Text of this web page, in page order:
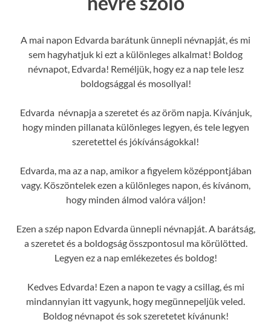
A mai napon Edvarda barátunk ünnepli névnapját, és mi
sem hagyhatjuk ki ezt a különleges alkalmat! Boldog
névnapot, Edvarda! Reméljük, hogy ez a nap tele lesz
boldogsággal és mosollyal!
Edvarda névnapja a szeretet és az öröm napja. Kívánjuk,
hogy minden pillanata különleges legyen, és tele legyen
szeretettel és jókívánságokkal!
Edvarda, ma az a nap, amikor a figyelem középpontjában
vagy. Köszöntelek ezen a különleges napon, és kívánom,
hogy minden álmod valóra váljon!
Ezen a szép napon Edvarda ünnepli névnapját. A barátság,
a szeretet és a boldogság összpontosul ma körülötted.
Legyen ez a nap emlékezetes és boldog!
Kedves Edvarda! Ezen a napon te vagy a csillag, és mi
mindannyian itt vagyunk, hogy megünnepeljük veled.
Boldog névnapot és sok szeretetet kívánunk!